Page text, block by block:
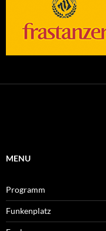
MENU
Programm
Funkenplatz